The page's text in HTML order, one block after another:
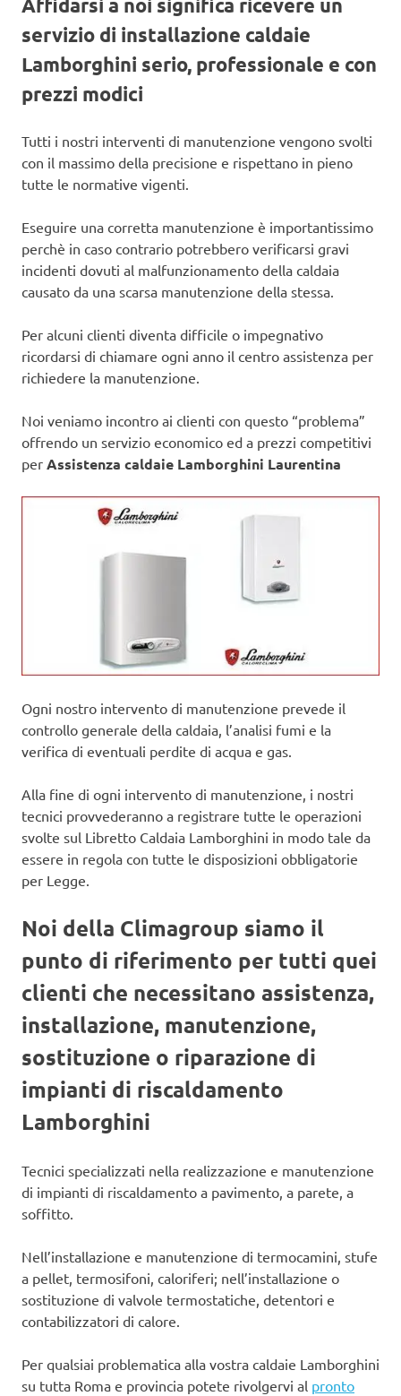
servizio di installazione caldaie
Lamborghini serio, professionale e con
prezzi modici
Tutti i nostri interventi di manutenzione vengono svolti
con il massimo della precisione e rispettano in pieno
tutte le normative vigenti.
Eseguire una corretta manutenzione è importantissimo
perchè in caso contrario potrebbero verificarsi gravi
incidenti dovuti al malfunzionamento della caldaia
causato da una scarsa manutenzione della stessa.
Per alcuni clienti diventa difficile o impegnativo
ricordarsi di chiamare ogni anno il centro assistenza per
richiedere la manutenzione.
Noi veniamo incontro ai clienti con questo “problema”
offrendo un servizio economico ed a prezzi competitivi
per Assistenza caldaie Lamborghini Laurentina
Ogni nostro intervento di manutenzione prevede il
controllo generale della caldaia, l’analisi fumi e la
verifica di eventuali perdite di acqua e gas.
Alla fine di ogni intervento di manutenzione, i nostri
tecnici provvederanno a registrare tutte le operazioni
svolte sul Libretto Caldaia Lamborghini in modo tale da
essere in regola con tutte le disposizioni obbligatorie
per Legge.
Noi della Climagroup siamo il
punto di riferimento per tutti quei
clienti che necessitano assistenza,
installazione, manutenzione,
sostituzione o riparazione di
impianti di riscaldamento
Lamborghini
Tecnici specializzati nella realizzazione e manutenzione
di impianti di riscaldamento a pavimento, a parete, a
soffitto.
Nell’installazione e manutenzione di termocamini, stufe
a pellet, termosifoni, caloriferi; nell’installazione o
sostituzione di valvole termostatiche, detentori e
contabilizzatori di calore.
Per qualsiai problematica alla vostra caldaie Lamborghini
su tutta Roma e provincia potete rivolgervi al pronto